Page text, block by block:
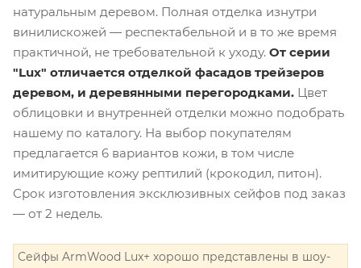
натуральным деревом. Полная отделка изнутри
винилискожей — респектабельной и в то же время
практичной, не требовательной к уходу. От серии
"Lux" отличается отделкой фасадов трейзеров
деревом, и деревянными перегородками. Цвет
облицовки и внутренней отделки можно подобрать
нашему по каталогу. На выбор покупателям
предлагается 6 вариантов кожи, в том числе
имитирующие кожу рептилий (крокодил, питон).
Срок изготовления эксклюзивных сейфов под заказ
— от 2 недель.
Сейфы ArmWood Lux+ хорошо представлены в шоу-